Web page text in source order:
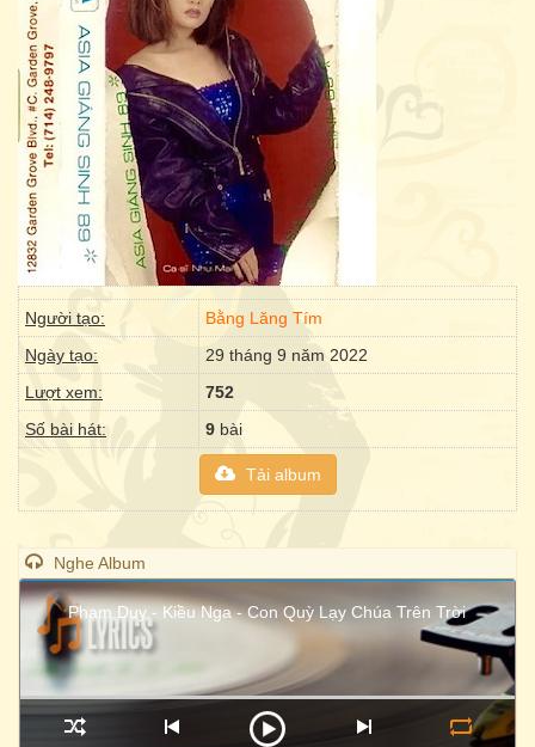
Người tạo:
Bằng Lăng Tím
Ngày tạo:
29 tháng 9 năm 2022
Lượt xem:
752
Số bài hát:
9 bài
Tải album
Nghe Album
Phạm Duy - Kiều Nga - Con Quỳ Lạy Chúa Trên Trời